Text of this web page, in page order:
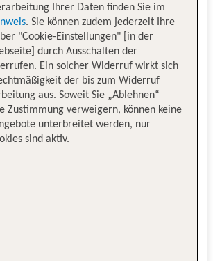
Ihrer Daten finden Sie im
. Sie können zudem jederzeit Ihre
"Cookie-Einstellungen" [in der
durch Ausschalten der
Ein solcher Widerruf wirkt sich
der bis zum Widerruf
aus. Soweit Sie „Ablehnen“
Zustimmung verweigern, können keine
unterbreitet werden, nur
sind aktiv.